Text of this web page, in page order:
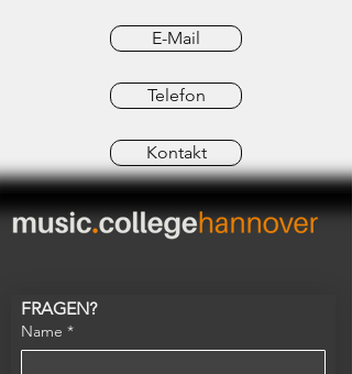
E-Mail
Telefon
Kontakt
FRAGEN?
Name *